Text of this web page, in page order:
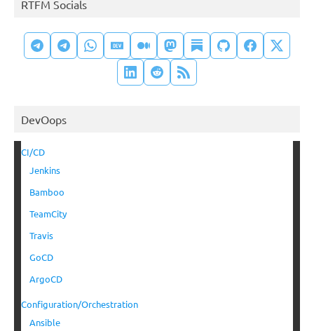
RTFM Socials
DevOops
CI/CD
Jenkins
Bamboo
TeamCity
Travis
GoCD
ArgoCD
Configuration/Orchestration
Ansible